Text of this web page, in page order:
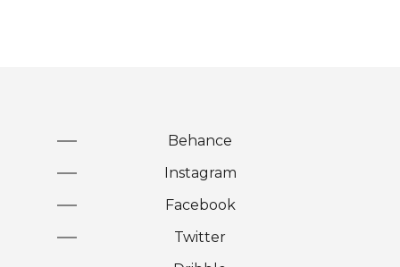
Behance
Instagram
Facebook
Twitter